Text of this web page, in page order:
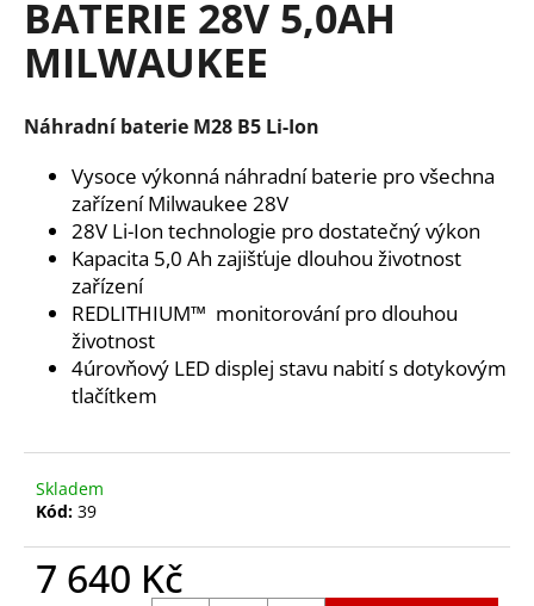
BATERIE 28V 5,0AH
MILWAUKEE
Náhradní baterie M28 B5 Li-Ion
Vysoce výkonná náhradní baterie pro všechna
zařízení Milwaukee 28V
28V Li-Ion technologie pro dostatečný výkon
Kapacita 5,0 Ah zajišťuje dlouhou životnost
zařízení
REDLITHIUM™ monitorování pro dlouhou
životnost
4úrovňový LED displej stavu nabití s ​dotykovým
tlačítkem
Skladem
Kód: 39
7 640 Kč
a
j
t
HLEDAT
o
u
č
u